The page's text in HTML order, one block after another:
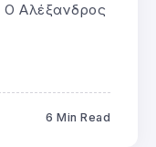
Αλέξανδρος
6 Min Read